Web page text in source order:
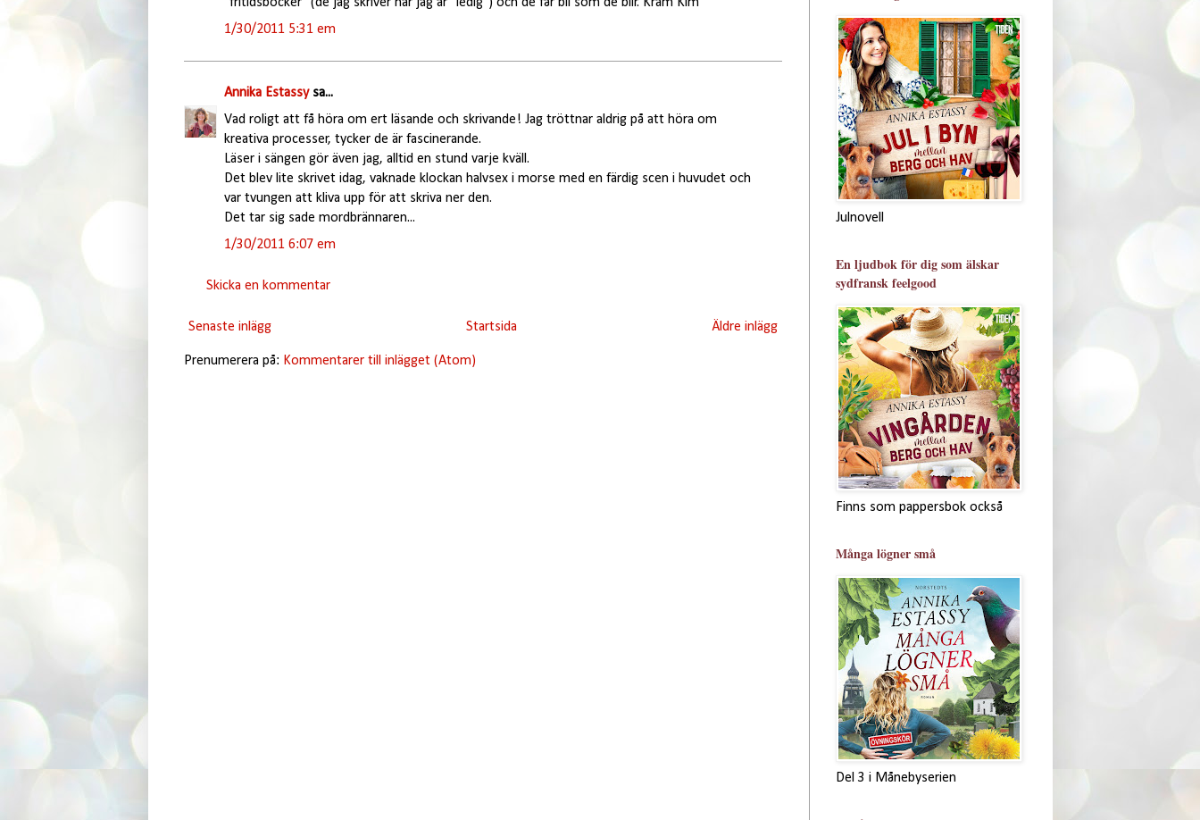
1/30/2011 5:31 em
Annika Estassysa...
Vad roligt att få höra om ert läsande och skrivande! Jag tröttnar aldrig på att höra om
kreativa processer, tycker de är fascinerande.
Läser i sängen gör även jag, alltid en stund varje kväll.
Det blev lite skrivet idag, vaknade klockan halvsex i morse med en färdig scen i huvudet och
var tvungen att kliva upp för att skriva ner den.
Det tar sig sade mordbrännaren...
1/30/2011 6:07 em
Skicka en kommentar
Senaste inlägg Äldre inlägg
Startsida
Prenumerera på: Kommentarer till inlägget (Atom)
Julnovell
En ljudbok för dig som älskar
sydfransk feelgood
Finns som pappersbok också
Många lögner små
Del 3 i Månebyserien